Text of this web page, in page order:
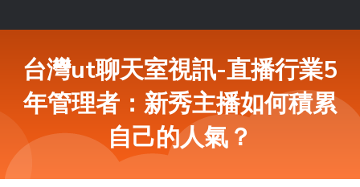
台灣ut聊天室視訊-直播行業5
年管理者：新秀主播如何積累
自己的人氣？